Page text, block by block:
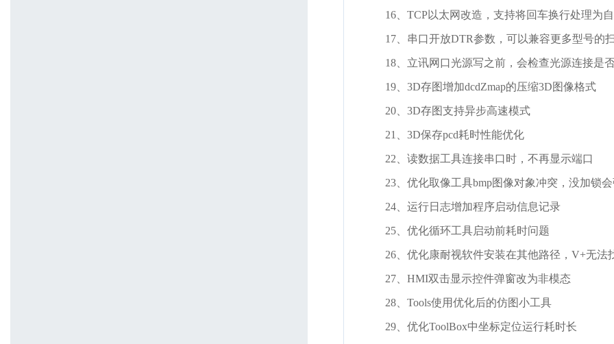
16、TCP以太网改造，支持将回车换行处理为
17、串口开放DTR参数，可以兼容更多型号的
18、立讯网口光源写之前，会检查光源连接是
19、3D存图增加dcdZmap的压缩3D图像格式
20、3D存图支持异步高速模式
21、3D保存pcd耗时性能优化
22、读数据工具连接串口时，不再显示端口
23、优化取像工具bmp图像对象冲突，没加锁
24、运行日志增加程序启动信息记录
25、优化循环工具启动前耗时问题
26、优化康耐视软件安装在其他路径，V+无法
27、HMI双击显示控件弹窗改为非模态
28、Tools使用优化后的仿图小工具
29、优化ToolBox中坐标定位运行耗时长